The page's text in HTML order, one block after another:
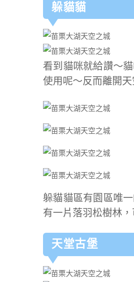
躲貓貓
看到貓咪就給讚～
使用呢～反而離開
躲貓貓區有園區唯
有一片落羽松樹林
天堂古堡